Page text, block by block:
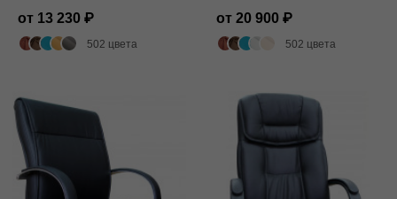
от 13 230
502 цвета
от 20 900
502 цвета